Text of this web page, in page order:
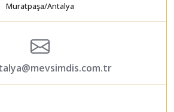
Muratpaşa/Antalya